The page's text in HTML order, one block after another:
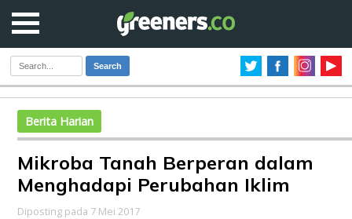
Search
Berita Harian
Mikroba Tanah Berperan dalam
Menghadapi Perubahan Iklim
Diposting pada 7 Mei 2017